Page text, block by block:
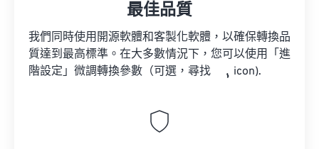
最佳品質
我們同時使用開源軟體和客製化軟體，以確保轉換品
質達到最高標準。在大多數情況下，您可以使用「進
階設定」微調轉換參數（可選，尋找
icon).